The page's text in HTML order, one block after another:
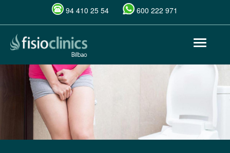
Pasar
contenido
principal
94 410 25 54 600 222 971
Toggle